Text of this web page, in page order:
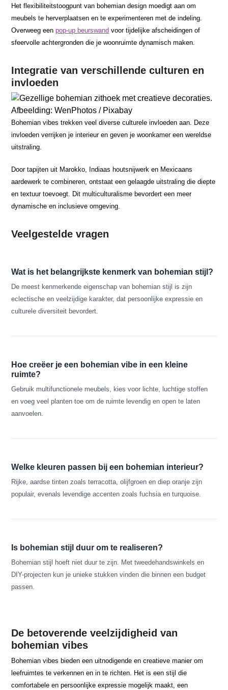
Het flexibiliteitstoogpunt van bohemian design moedigt aan om
meubels te herverplaatsen en te experimenteren met de indeling.
Overweeg eenpop-up beurswand voor tijdelijke afscheidingen of
sfeervolle achtergronden die je woonruimte dynamisch maken.
Integratie van verschillende culturen en
invloeden
Afbeelding: WenPhotos / Pixabay
Bohemian vibes trekken veel diverse culturele invloeden aan. Deze
invloeden verrijken je interieur en geven je woonkamer een wereldse
uitstraling.
Door tapijten uit Marokko, Indiaas houtsnijwerk en Mexicaans
aardewerk te combineren, ontstaat een gelaagde uitstraling die diepte
en textuur toevoegt. Dit multiculturalisme bevordert een meer
dynamische en inclusieve omgeving.
Veelgestelde vragen
Wat is het belangrijkste kenmerk van bohemian stijl?
De meest kenmerkende eigenschap van bohemian stijl is zijn
eclectische en veelzijdige karakter, dat persoonlijke expressie en
culturele diversiteit bevordert.
Hoe creëer je een bohemian vibe in een kleine
ruimte?
Gebruik multifunctionele meubels, kies voor lichte, luchtige stoffen
en voeg veel planten toe om de ruimte levendig en open te laten
aanvoelen.
Welke kleuren passen bij een bohemian interieur?
Rijke, aardse tinten zoals terracotta, olijfgroen en diep oranje zijn
populair, evenals levendige accenten zoals fuchsia en turquoise.
Is bohemian stijl duur om te realiseren?
Bohemian stijl hoeft niet duur te zijn. Met tweedehandswinkels en
DIY-projecten kun je unieke stukken vinden die binnen een budget
passen.
De betoverende veelzijdigheid van
bohemian vibes
Bohemian vibes bieden een uitnodigende en creatieve manier om
leefruimtes te verkennen en in te richten. Het is een stijl die
comfortabele en persoonlijke expressie mogelijk maakt, een